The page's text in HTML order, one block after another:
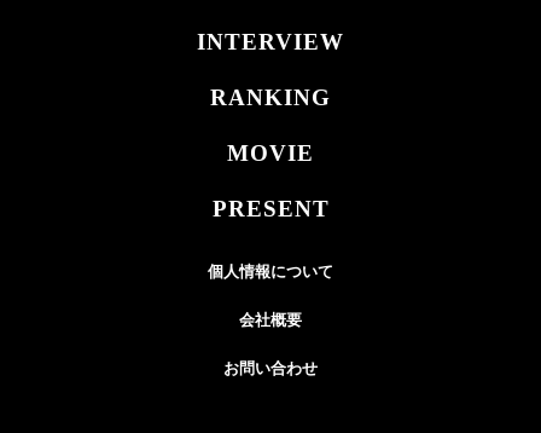
INTERVIEW
RANKING
MOVIE
PRESENT
個人情報について
会社概要
お問い合わせ